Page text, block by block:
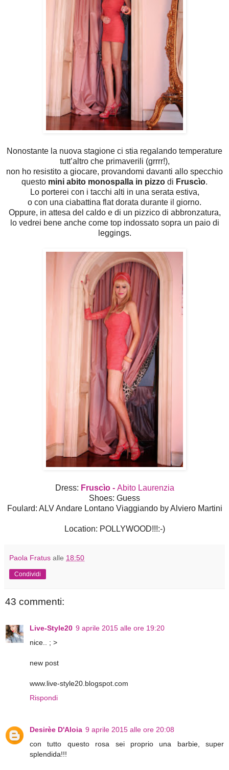
Nonostante la nuova stagione ci stia regalando temperature
tutt’altro che primaverili (grrrr!),
non ho resistito a giocare, provandomi davanti allo specchio
questo mini abito monospalla in pizzo di Fruscìo.
Lo porterei con i tacchi alti in una serata estiva,
o con una ciabattina flat dorata durante il giorno.
Oppure, in attesa del caldo e di un pizzico di abbronzatura,
lo vedrei bene anche come top indossato sopra un paio di
leggings.
Dress: Fruscìo - Abito Laurenzia
Shoes: Guess
Foulard: ALV Andare Lontano Viaggiando by Alviero Martini
Location: POLLYWOOD!!!:-)
Paola Fratus alle 18:50
Condividi
43 commenti:
Live-Style20 9 aprile 2015 alle ore 19:20
nice.. ; >
new post
www.live-style20.blogspot.com
Rispondi
Desirèe D'Aloia 9 aprile 2015 alle ore 20:08
con tutto questo rosa sei proprio una barbie, super
splendida!!!